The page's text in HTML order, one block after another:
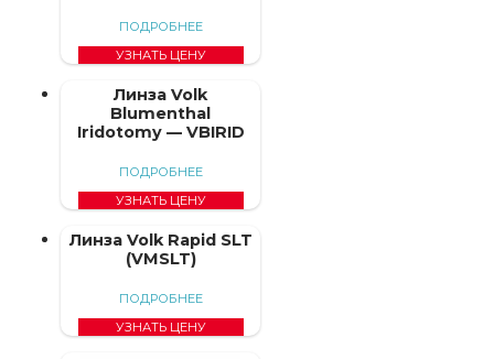
ПОДРОБНЕЕ
УЗНАТЬ ЦЕНУ
Линза Volk
Blumenthal
Iridotomy — VBIRID
ПОДРОБНЕЕ
УЗНАТЬ ЦЕНУ
Линза Volk Rapid SLT
(VMSLT)
ПОДРОБНЕЕ
УЗНАТЬ ЦЕНУ